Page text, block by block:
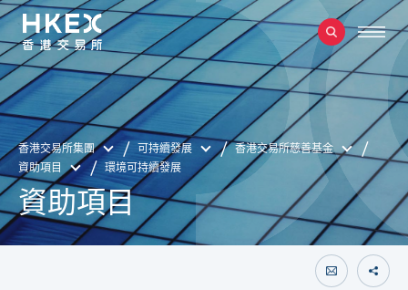
香港交易所集團 可持續發展
香港交易所慈善基金
資助項目
環境可持續發展
資助項目